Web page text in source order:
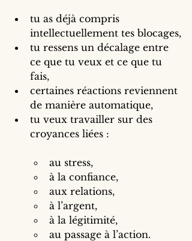
tu as déjà compris
intellectuellement tes blocages,
tu ressens un décalage entre
ce que tu veux et ce que tu
fais,
certaines réactions reviennent
de manière automatique,
tu veux travailler sur des
croyances liées :
au stress,
à la confiance,
aux relations,
à l’argent,
à la légitimité,
au passage à l’action.